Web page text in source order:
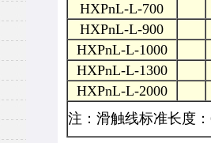
HXPnL-L-700
HXPnL-L-900
HXPnL-L-1000
HXPnL-L-1300
HXPnL-L-2000
注：滑触线标准长度